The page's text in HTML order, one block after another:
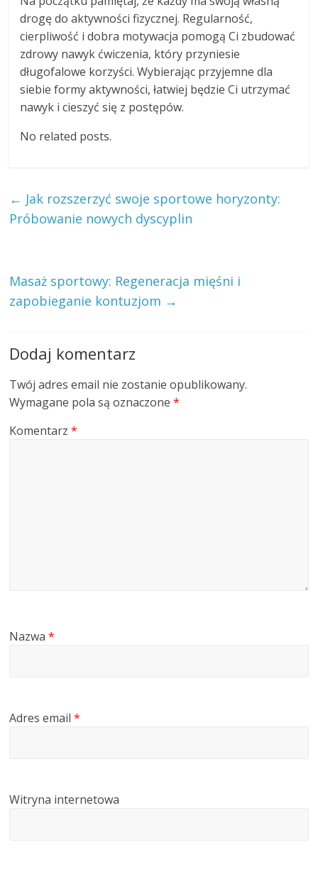
drogę do aktywności fizycznej. Regularność,
cierpliwość i dobra motywacja pomogą Ci zbudować
zdrowy nawyk ćwiczenia, który przyniesie
długofalowe korzyści. Wybierając przyjemne dla
siebie formy aktywności, łatwiej będzie Ci utrzymać
nawyk i cieszyć się z postępów.
No related posts.
← Jak rozszerzyć swoje sportowe horyzonty:
Próbowanie nowych dyscyplin
Masaż sportowy: Regeneracja mięśni i
zapobieganie kontuzjom →
Dodaj komentarz
Twój adres email nie zostanie opublikowany.
Wymagane pola są oznaczone*
Komentarz*
Nazwa*
Adres email*
Witryna internetowa